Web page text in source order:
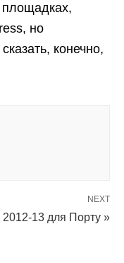
площадках,
но
конечно,
NEXT
13 для Порту »